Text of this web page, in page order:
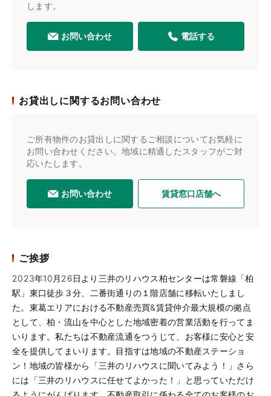
します。
お問い合わせ 電話する
お貸出しに関するお問い合わせ
ご所有物件のお貸出しに関するご相談についてお気軽に
お問い合わせください。地域に精通したスタッフがご対
応いたします。
お問い合わせ 賃貸窓口店舗へ
ご挨拶
2023年10月26日より三井のリハウス柏センターは常磐線「柏
駅」東口徒歩３分、二番街通りの１階店舗に移転いたしまし
た。東葛エリアにおける不動産売買&賃貸仲介最大規模の拠点
として、柏・流山を中心とした地域密着の営業活動を行ってま
いります。私たちは不動産流通をつうじて、お客様に安心と安
全を提供してまいります。目指すは地域の不動産ステーショ
ン！地域の皆様から「三井のリハウスに聞いてみよう！」さら
には「三井のリハウスに任せてよかった！」と思っていただけ